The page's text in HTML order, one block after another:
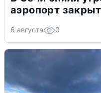
аэропорт закрыт
6 августа 0